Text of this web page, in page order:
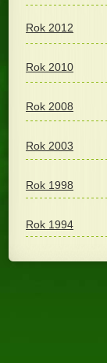
Rok 2012
Rok 2010
Rok 2008
Rok 2003
Rok 1998
Rok 1994